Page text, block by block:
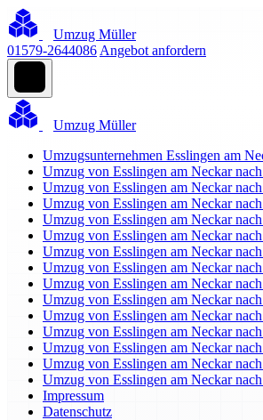
Umzug Müller
01579-2644086 Angebot anfordern
Umzug Müller
Umzugsunternehmen Esslingen am
Umzug von Esslingen am Neckar
Umzug von Esslingen am Neckar
Umzug von Esslingen am Neckar
Umzug von Esslingen am Neckar
Umzug von Esslingen am Neckar
Umzug von Esslingen am Neckar
Umzug von Esslingen am Neckar
Umzug von Esslingen am Neckar
Umzug von Esslingen am Neckar
Umzug von Esslingen am Neckar nach
Umzug von Esslingen am Neckar
Umzug von Esslingen am Neckar
Umzug von Esslingen am Neckar
Umzug von Esslingen am Neckar
Impressum
Datenschutz